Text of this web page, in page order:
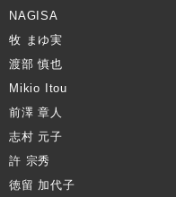
NAGISA
牧 まゆ実
渡部 慎也
Mikio Itou
前澤 章人
志村 元子
許 宗秀
徳留 加代子